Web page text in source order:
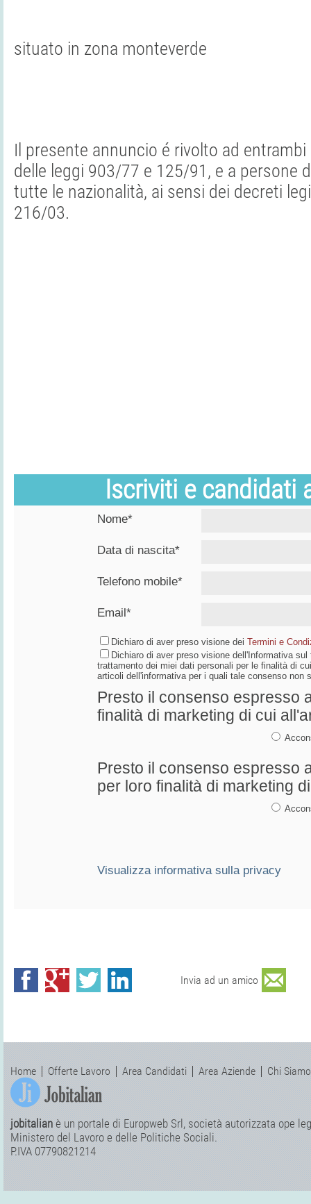
situato in zona monteverde
Il presente annuncio é rivolto ad
delle leggi 903/77 e 125/91, e a persone
tutte le nazionalità, ai sensi dei decreti
216/03.
Iscriviti e candidati
Nome*
Data di nascita*
Telefono mobile*
Email*
Dichiaro di aver preso visione dei Termini e
Dichiaro di aver preso visione dell'Informativa
trattamento dei miei dati personali per le finalità di
articoli dell'informativa per i quali tale consenso non
Presto il consenso espresso
finalità di marketing di cui
Presto il consenso espresso
per loro finalità di marketing
Visualizza informativa sulla privacy
Invia ad un amico
Home Offerte Lavoro Area Candidati Area Aziende Chi Siamo
jobitalian è un portale di Europweb Srl, società autorizzata ope
Ministero del Lavoro e delle Politiche Sociali.
P.IVA 07790821214